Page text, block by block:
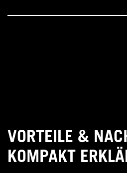
VORTEILE &
KOMPAKT